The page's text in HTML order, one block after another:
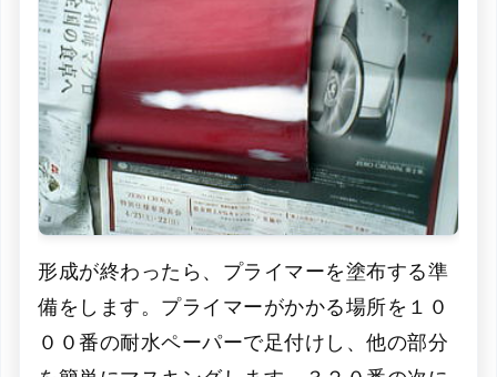
形成が終わったら、プライマーを塗布する準
備をします。プライマーがかかる場所を１０
００番の耐水ペーパーで足付けし、他の部分